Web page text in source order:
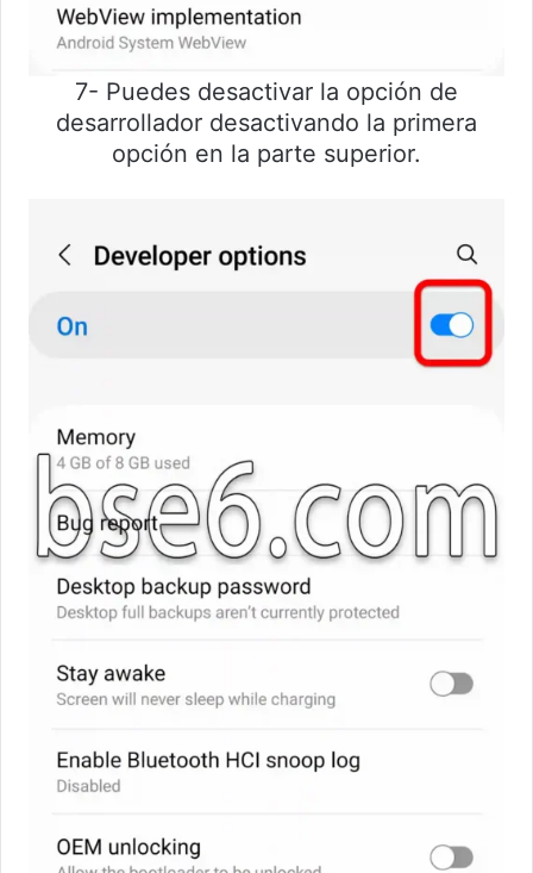
7- Puedes desactivar la opción de
desarrollador desactivando la primera
opción en la parte superior.